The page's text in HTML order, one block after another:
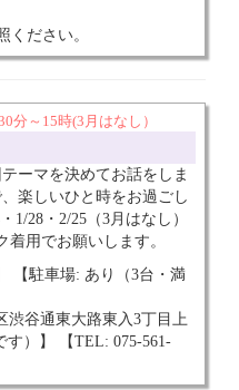
ください。
～15時(3月はなし）
ーマを決めてお話をしま
楽しいひと時をお過ごし
1/28・2/25（3月はなし）
用でお願いします。
【駐車場: あり（3台・満
渋谷通東大路東入3丁目上
す）】 【TEL: 075-561-